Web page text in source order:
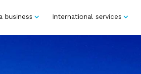
business International services